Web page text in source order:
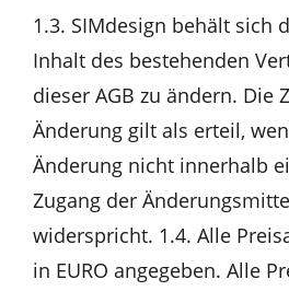
1.3. SIMdesign behält sich
Inhalt des bestehenden
dieser AGB zu ändern. Die
Änderung gilt als erteil,
Änderung nicht innerhalb
Zugang der
widerspricht. 1.4. Alle
in EURO angegeben. Alle